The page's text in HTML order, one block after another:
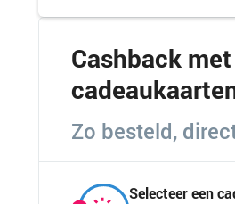
Cashback met
Zo besteld,
Selecteer een